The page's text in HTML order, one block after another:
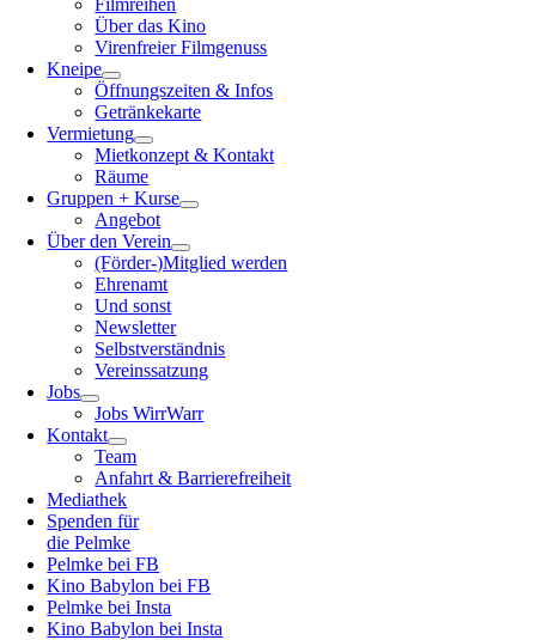
Filmreihen
Über das Kino
Virenfreier Filmgenuss
Kneipe
Öffnungszeiten & Infos
Getränkekarte
Vermietung
Mietkonzept & Kontakt
Räume
Gruppen + Kurse
Angebot
Über den Verein
(Förder-)Mitglied werden
Ehrenamt
Und sonst
Newsletter
Selbstverständnis
Vereinssatzung
Jobs
Jobs WirrWarr
Kontakt
Team
Anfahrt & Barrierefreiheit
Mediathek
Spenden für
die Pelmke
Pelmke bei FB
Kino Babylon bei FB
Pelmke bei Insta
Kino Babylon bei Insta